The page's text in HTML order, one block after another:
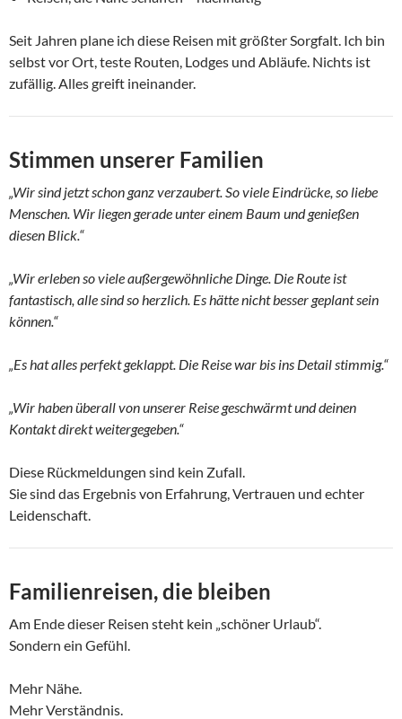
Seit Jahren plane ich diese Reisen mit größter Sorgfalt. Ich bin
selbst vor Ort, teste Routen, Lodges und Abläufe. Nichts ist
zufällig. Alles greift ineinander.
Stimmen unserer Familien
„Wir sind jetzt schon ganz verzaubert. So viele Eindrücke, so liebe
Menschen. Wir liegen gerade unter einem Baum und genießen
diesen Blick.“
„Wir erleben so viele außergewöhnliche Dinge. Die Route ist
fantastisch, alle sind so herzlich. Es hätte nicht besser geplant sein
können.“
„Es hat alles perfekt geklappt. Die Reise war bis ins Detail stimmig.“
„Wir haben überall von unserer Reise geschwärmt und deinen
Kontakt direkt weitergegeben.“
Diese Rückmeldungen sind kein Zufall.
Sie sind das Ergebnis von Erfahrung, Vertrauen und echter
Leidenschaft.
Familienreisen, die bleiben
Am Ende dieser Reisen steht kein „schöner Urlaub“.
Sondern ein Gefühl.
Mehr Nähe.
Mehr Verständnis.